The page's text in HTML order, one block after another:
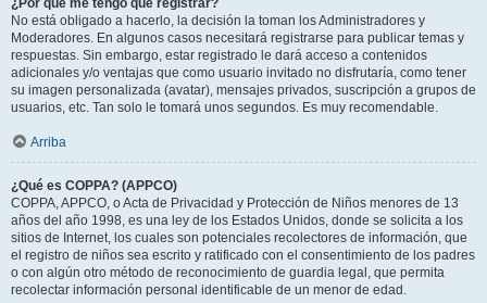
¿Por qué me tengo que registrar?
No está obligado a hacerlo, la decisión la toman los Administradores y
Moderadores. En algunos casos necesitará registrarse para publicar temas y
respuestas. Sin embargo, estar registrado le dará acceso a contenidos
adicionales y/o ventajas que como usuario invitado no disfrutaría, como tener
su imagen personalizada (avatar), mensajes privados, suscripción a grupos de
usuarios, etc. Tan solo le tomará unos segundos. Es muy recomendable.
Arriba
¿Qué es COPPA? (APPCO)
COPPA, APPCO, o Acta de Privacidad y Protección de Niños menores de 13
años del año 1998, es una ley de los Estados Unidos, donde se solicita a los
sitios de Internet, los cuales son potenciales recolectores de información, que
el registro de niños sea escrito y ratificado con el consentimiento de los padres
o con algún otro método de reconocimiento de guardia legal, que permita
recolectar información personal identificable de un menor de edad.